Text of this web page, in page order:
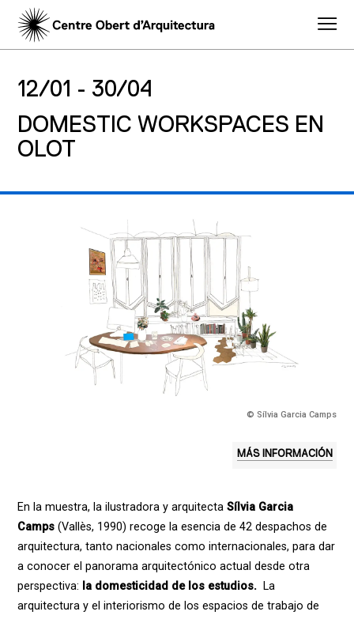
12/01 - 30/04
DOMESTIC WORKSPACES EN
OLOT
© Sílvia Garcia Camps
MÁS INFORMACIÓN
En la muestra, la ilustradora y arquitecta Sílvia Garcia
Camps(Vallès, 1990) recoge la esencia de 42 despachos de
arquitectura, tanto nacionales como internacionales, para dar
a conocer el panorama arquitectónico actual desde otra
perspectiva: la domesticidad de los estudios.La
arquitectura y el interiorismo de los espacios de trabajo de